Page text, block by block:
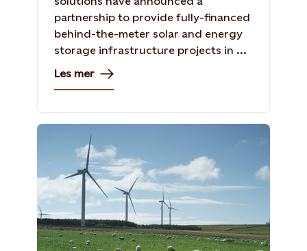
partnership to provide fully-financed
behind-the-meter solar and energy
storage infrastructure projects in ...
Les mer